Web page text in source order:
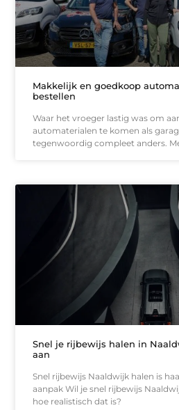
Makkelijk en goedkoop
bestellen
Waar het vroeger lastig was om
automaterialen te komen als
tegenwoordig compleet anders.
Snel je rijbewijs halen in
aan
Snel rijbewijs Naaldwijk halen is
aanpak Wil je snel rijbewijs
hoe realistisch dat is?